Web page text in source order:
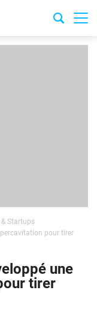
& Startups
pour tirer
une
tirer